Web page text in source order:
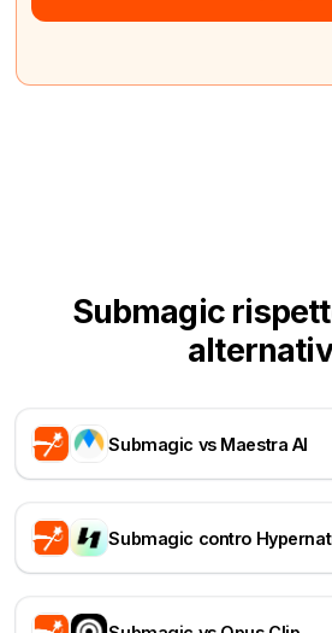
Submagic
Submagic vs Maestra AI
Submagic contro